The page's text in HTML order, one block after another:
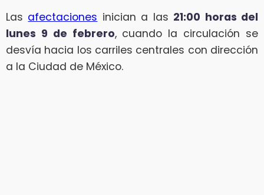
Las afectaciones inician a las 21:00 horas del
lunes 9 de febrero, cuando la circulación se
desvía hacia los carriles centrales con dirección
a la Ciudad de México.